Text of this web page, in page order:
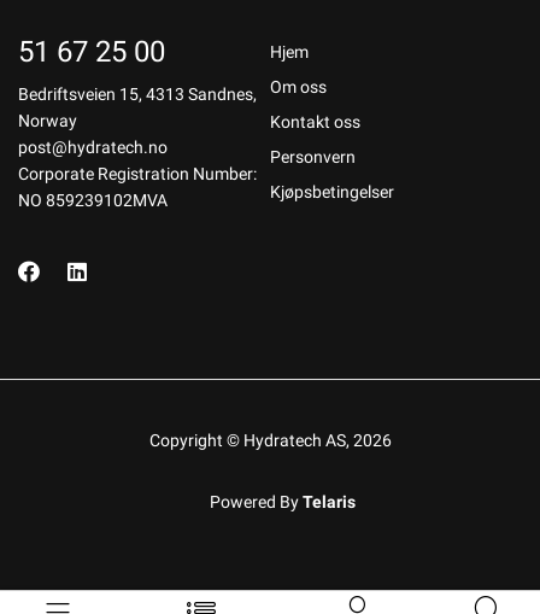
51 67 25 00
Bedriftsveien 15, 4313 Sandnes,
Norway
post@hydratech.no
Corporate Registration Number:
NO 859239102MVA
Hjem
Om oss
Kontakt oss
Personvern
Kjøpsbetingelser
Copyright © Hydratech AS, 2026
Powered ByTelaris